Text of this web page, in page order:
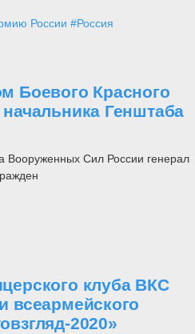
России #Россия
Боевого Красного
Генштаба
Вооруженных Сил России генерал
клуба ВКС
всеармейского
2020»